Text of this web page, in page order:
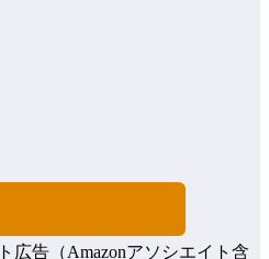
広告（Amazonアソシエイト含